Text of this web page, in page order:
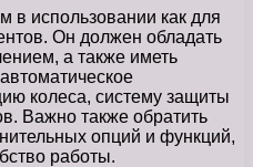
в использовании как для
Он должен обладать
а также иметь
колеса, систему защиты
Важно также обратить
опций и функций,
работы.